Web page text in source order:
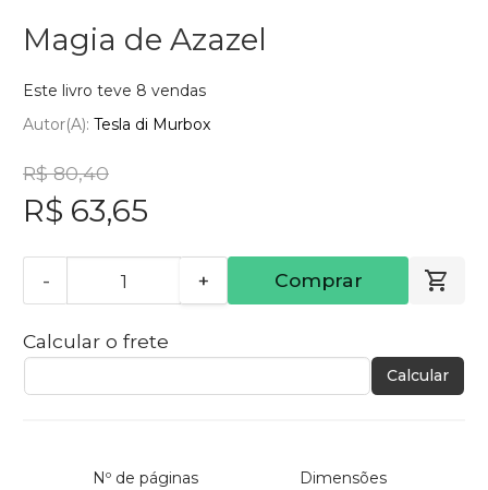
Magia de Azazel
Este livro teve 8 vendas
Autor(a): Tesla di Murbox
R$ 80,40
R$ 63,65
- + Comprar
Calcular o frete
Calcular
Nº de páginas Dimensões